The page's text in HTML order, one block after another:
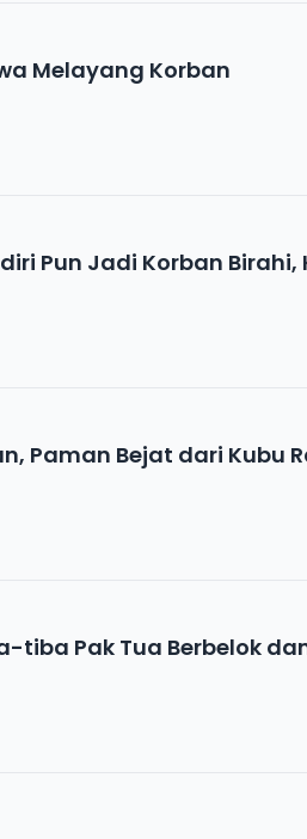
Melayang Korban
Pun Jadi Korban Birahi,
Paman Bejat dari Kubu
tiba Pak Tua Berbelok